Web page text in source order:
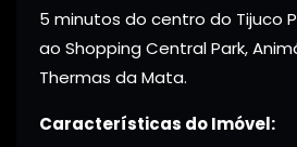
5 minutos do centro do Tijuco
ao Shopping Central Park,
Thermas da Mata.
Características do Imóvel: